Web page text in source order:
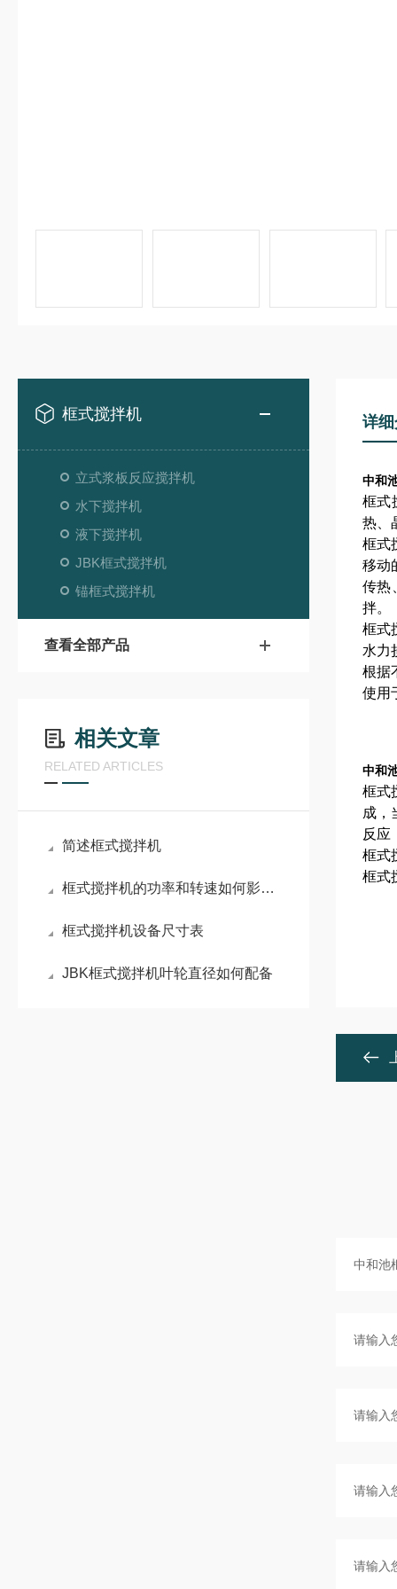
框式搅拌机
立式浆板反应搅拌机
水下搅拌机
液下搅拌机
JBK框式搅拌机
锚框式搅拌机
查看全部产品
相关文章
RELATED ARTICLES
简述框式搅拌机
框式搅拌机的功率和转速如何影响工作效果？
框式搅拌机设备尺寸表
JBK框式搅拌机叶轮直径如何配备
详
中和
框式
热、
框式
移动
传热
拌。
框式
水力
根据
使用
中和
框式
成，
反应
框式
框式